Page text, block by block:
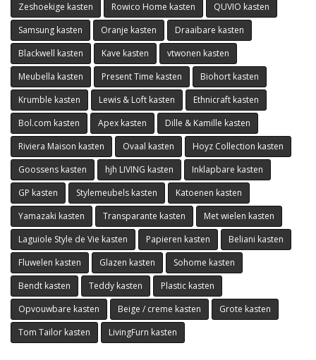
Zeshoekige kasten
Rowico Home kasten
QUVIO kasten
Samsung kasten
Oranje kasten
Draaibare kasten
Blackwell kasten
Kave kasten
vtwonen kasten
Meubella kasten
Present Time kasten
Biohort kasten
Krumble kasten
Lewis & Loft kasten
Ethnicraft kasten
Bol.com kasten
Apex kasten
Dille & Kamille kasten
Riviera Maison kasten
Ovaal kasten
Hoyz Collection kasten
Goossens kasten
hjh LIVING kasten
Inklapbare kasten
GP kasten
Stylemeubels kasten
Katoenen kasten
Yamazaki kasten
Transparante kasten
Met wielen kasten
Laguiole Style de Vie kasten
Papieren kasten
Beliani kasten
Fluwelen kasten
Glazen kasten
Sohome kasten
Bendt kasten
Teddy kasten
Plastic kasten
Opvouwbare kasten
Beige / creme kasten
Grote kasten
Tom Tailor kasten
LivingFurn kasten